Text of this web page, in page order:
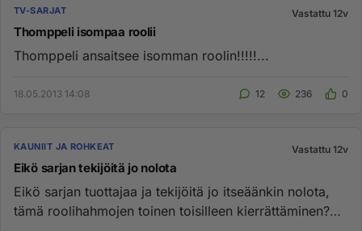
TV-SARJAT Vastattu 12v
Thomppeli isompaa roolii
Thomppeli ansaitsee isomman roolin!!!!!...
18.05.2013 14:08 12 236 0
KAUNIIT JA ROHKEAT Vastattu 12v
Eikö sarjan tekijöitä jo nolota
Eikö sarjan tuottajaa ja tekijöitä jo itseäänkin nolota,
tämä roolihahmojen toinen toisilleen kierrättäminen?